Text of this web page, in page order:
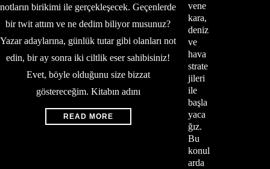
notların birikimi ile gerçekleşecek. Geçenlerde
bir twit attım ve ne dedim biliyor musunuz?
Yazar adaylarına, günlük tutar gibi olanları not
edin, bir ay sonra iki ciltlik eser sahibisiniz!
Evet, böyle olduğunu size bizzat
göstereceğim. Kitabın adını
READ MORE
vene
kara,
deniz
ve
hava
strate
jileri
ile
başla
yaca
ğız.
Bu
konul
arda